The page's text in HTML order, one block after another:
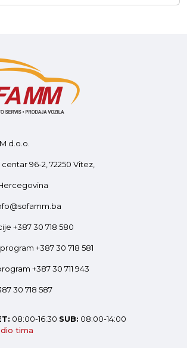
d.o.o.
96-2, 72250 Vitez,
+387 30 718 580
+387 30 718 581
+387 30 711 943
30 718 587
08:00-16:30 SUB: 08:00-14:00
tima